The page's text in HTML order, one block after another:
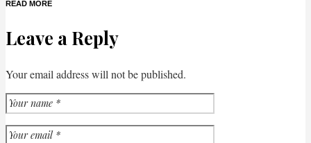
READ MORE
Leave a Reply
Your email address will not be published.